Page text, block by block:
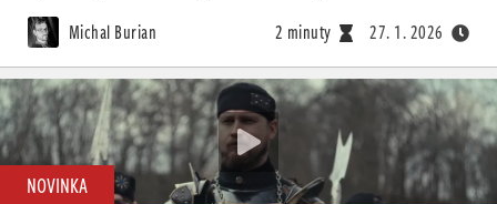
Michal Burian 2 minuty 27. 1. 2026
NOVINKA